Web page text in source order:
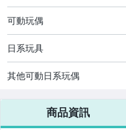
可動玩偶
日系玩具
其他可動日系玩偶
商品資訊